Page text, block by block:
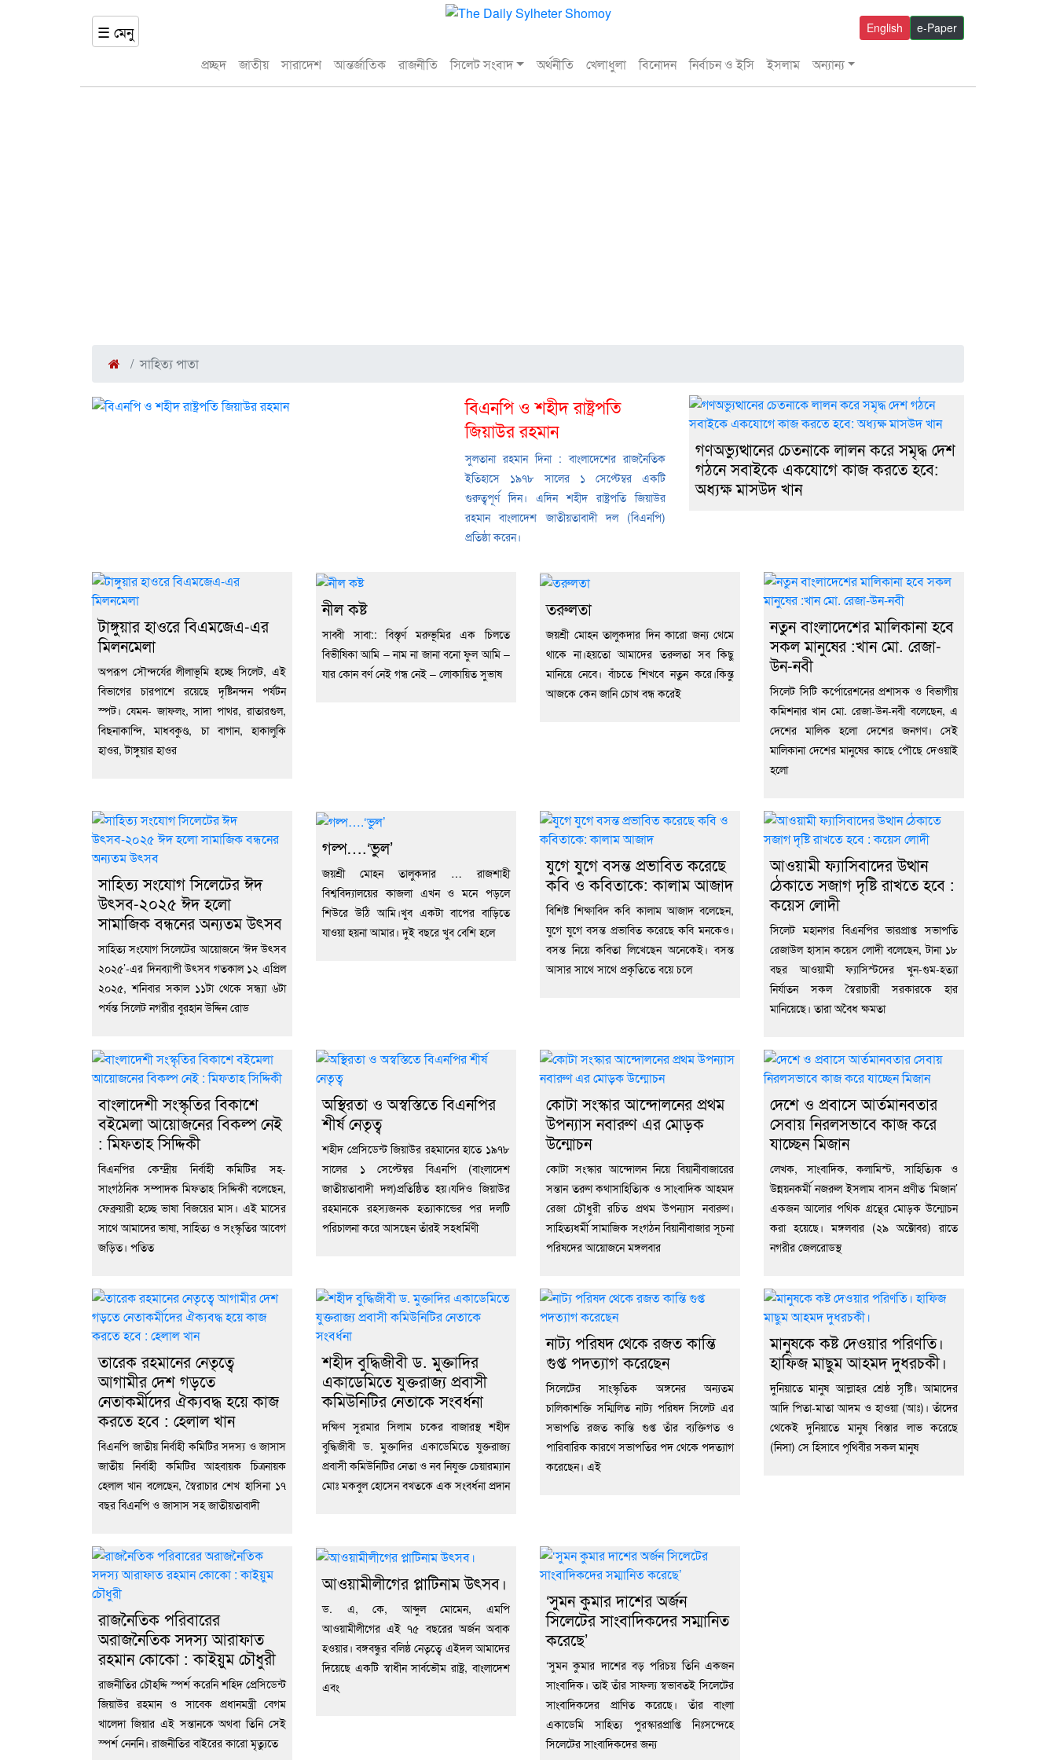
☰ মেনু e-Paper
English
প্রচ্ছদ জাতীয় সারাদেশ আন্তর্জাতিক রাজনীতি সিলেট সংবাদ অর্থনীতি খেলাধুলা বিনোদন নির্বাচন ও ইসি ইসলাম অন্যান্য
সাহিত্য পাতা
বিএনপি ও শহীদ রাষ্ট্রপতি
জিয়াউর রহমান
সুলতানা রহমান দিনা : বাংলাদেশের রাজনৈতিক
ইতিহাসে ১৯৭৮ সালের ১ সেপ্টেম্বর একটি
গুরুত্বপূর্ণ দিন। এদিন শহীদ রাষ্ট্রপতি জিয়াউর
রহমান বাংলাদেশ জাতীয়তাবাদী দল (বিএনপি)
প্রতিষ্ঠা করেন।
গণঅভ্যুত্থানের চেতনাকে লালন করে সমৃদ্ধ দেশ
গঠনে সবাইকে একযোগে কাজ করতে হবে:
অধ্যক্ষ মাসউদ খান
টাঙ্গুয়ার হাওরে বিএমজেএ-এর
মিলনমেলা
অপরূপ সৌন্দর্যের লীলাভূমি হচ্ছে সিলেট, এই
বিভাগের চারপাশে রয়েছে দৃষ্টিনন্দন পর্যটন
স্পট। যেমন- জাফলং, সাদা পাথর, রাতারগুল,
বিছনাকান্দি, মাধবকুণ্ড, চা বাগান, হাকালুকি
হাওর, টাঙ্গুয়ার হাওর
নীল কষ্ট
সাব্বী সাবা:: বিস্তৃর্ণ মরুভূমির এক চিলতে
বিভীষিকা আমি – নাম না জানা বনো ফুল আমি –
যার কোন বর্ণ নেই গন্ধ নেই – লোকায়িত সুভাষ
তরুলতা
জয়শ্রী মোহন তালুকদার দিন কারো জন্য থেমে
থাকে না।হয়তো আমাদের তরুলতা সব কিছু
মানিয়ে নেবে। বাঁচতে শিখবে নতুন করে।কিন্তু
আজকে কেন জানি চোখ বন্ধ করেই
নতুন বাংলাদেশের মালিকানা হবে
সকল মানুষের :খান মো. রেজা-
উন-নবী
সিলেট সিটি কর্পোরেশনের প্রশাসক ও বিভাগীয়
কমিশনার খান মো. রেজা-উন-নবী বলেছেন, এ
দেশের মালিক হলো দেশের জনগণ। সেই
মালিকানা দেশের মানুষের কাছে পৌছে দেওয়াই
হলো
সাহিত্য সংযোগ সিলেটের ঈদ
উৎসব-২০২৫ ঈদ হলো
সামাজিক বন্ধনের অন্যতম উৎসব
সাহিত্য সংযোগ সিলেটের আয়োজনে ‘ঈদ উৎসব
২০২৫’-এর দিনব্যাপী উৎসব গতকাল ১২ এপ্রিল
২০২৫, শনিবার সকাল ১১টা থেকে সন্ধ্যা ৬টা
পর্যন্ত সিলেট নগরীর বুরহান উদ্দিন রোড
গল্প….‘ভুল’
জয়শ্রী মোহন তালুকদার … রাজশাহী
বিশ্ববিদ্যালয়ের কাজলা এখন ও মনে পড়লে
শিউরে উঠি আমি।খুব একটা বাপের বাড়িতে
যাওয়া হয়না আমার। দুই বছরে খুব বেশি হলে
যুগে যুগে বসন্ত প্রভাবিত করেছে
কবি ও কবিতাকে: কালাম আজাদ
বিশিষ্ট শিক্ষাবিদ কবি কালাম আজাদ বলেছেন,
যুগে যুগে বসন্ত প্রভাবিত করেছে কবি মনকেও।
বসন্ত নিয়ে কবিতা লিখেছেন অনেকেই। বসন্ত
আসার সাথে সাথে প্রকৃতিতে বয়ে চলে
আওয়ামী ফ্যাসিবাদের উত্থান
ঠেকাতে সজাগ দৃষ্টি রাখতে হবে :
কয়েস লোদী
সিলেট মহানগর বিএনপির ভারপ্রাপ্ত সভাপতি
রেজাউল হাসান কয়েস লোদী বলেছেন, টানা ১৮
বছর আওয়ামী ফ্যাসিস্টদের খুন-গুম-হত্যা
নির্যাতন সকল স্বৈরাচারী সরকারকে হার
মানিয়েছে। তারা অবৈধ ক্ষমতা
বাংলাদেশী সংস্কৃতির বিকাশে
বইমেলা আয়োজনের বিকল্প নেই
: মিফতাহ সিদ্দিকী
বিএনপির কেন্দ্রীয় নির্বাহী কমিটির সহ-
সাংগঠনিক সম্পাদক মিফতাহ সিদ্দিকী বলেছেন,
ফেব্রুয়ারী হচ্ছে ভাষা বিজয়ের মাস। এই মাসের
সাথে আমাদের ভাষা, সাহিত্য ও সংস্কৃতির আবেগ
জড়িত। পতিত
অস্থিরতা ও অস্বস্তিতে বিএনপির
শীর্ষ নেতৃত্ব
শহীদ প্রেসিডেন্ট জিয়াউর রহমানের হাতে ১৯৭৮
সালের ১ সেপ্টেম্বর বিএনপি (বাংলাদেশ
জাতীয়তাবাদী দল)প্রতিষ্ঠিত হয়।যদিও জিয়াউর
রহমানকে রহস্যজনক হত‍্যাকান্ডের পর দলটি
পরিচালনা করে আসছেন তাঁরই সহধর্মিণী
কোটা সংস্কার আন্দোলনের প্রথম
উপন্যাস নবারুণ এর মোড়ক
উন্মোচন
কোটা সংস্কার আন্দোলন নিয়ে বিয়ানীবাজারের
সন্তান তরুণ কথাসাহিত্যিক ও সাংবাদিক আহমদ
রেজা চৌধুরী রচিত প্রথম উপন্যাস নবারুণ।
সাহিত্যধর্মী সামাজিক সংগঠন বিয়ানীবাজার সূচনা
পরিষদের আয়োজনে মঙ্গলবার
দেশে ও প্রবাসে আর্তমানবতার
সেবায় নিরলসভাবে কাজ করে
যাচ্ছেন মিজান
লেখক, সাংবাদিক, কলামিস্ট, সাহিত্যিক ও
উন্নয়নকর্মী নজরুল ইসলাম বাসন প্রণীত ‘মিজান’
একজন আলোর পথিক গ্রন্থের মোড়ক উন্মোচন
করা হয়েছে। মঙ্গলবার (২৯ অক্টোবর) রাতে
নগরীর জেলরোডস্থ
তারেক রহমানের নেতৃত্বে
আগামীর দেশ গড়তে
নেতাকর্মীদের ঐক্যবদ্ধ হয়ে কাজ
করতে হবে : হেলাল খান
বিএনপি জাতীয় নির্বাহী কমিটির সদস্য ও জাসাস
জাতীয় নির্বাহী কমিটির আহবায়ক চিত্রনায়ক
হেলাল খান বলেছেন, স্বৈরাচার শেখ হাসিনা ১৭
বছর বিএনপি ও জাসাস সহ জাতীয়তাবাদী
শহীদ বুদ্ধিজীবী ড. মুক্তাদির
একাডেমিতে যুক্তরাজ্য প্রবাসী
কমিউনিটির নেতাকে সংবর্ধনা
দক্ষিণ সুরমার সিলাম চকের বাজারস্থ শহীদ
বুদ্ধিজীবী ড. মুক্তাদির একাডেমিতে যুক্তরাজ্য
প্রবাসী কমিউনিটির নেতা ও নব নিযুক্ত চেয়ারম্যান
মোঃ মকবুল হোসেন বখতকে এক সংবর্ধনা প্রদান
নাট্য পরিষদ থেকে রজত কান্তি
গুপ্ত পদত্যাগ করেছেন
সিলেটের সাংস্কৃতিক অঙ্গনের অন্যতম
চালিকাশক্তি সম্মিলিত নাট্য পরিষদ সিলেট এর
সভাপতি রজত কান্তি গুপ্ত তাঁর ব্যক্তিগত ও
পারিবারিক কারণে সভাপতির পদ থেকে পদত্যাগ
করেছেন। এই
মানুষকে কষ্ট দেওয়ার পরিণতি।
হাফিজ মাছুম আহমদ দুধরচকী।
দুনিয়াতে মানুষ আল্লাহর শ্রেষ্ঠ সৃষ্টি। আমাদের
আদি পিতা-মাতা আদম ও হাওয়া (আঃ)। তাঁদের
থেকেই দুনিয়াতে মানুষ বিস্তার লাভ করেছে
(নিসা) সে হিসাবে পৃথিবীর সকল মানুষ
রাজনৈতিক পরিবারের
অরাজনৈতিক সদস্য আরাফাত
রহমান কোকো : কাইয়ুম চৌধুরী
রাজনীতির চৌহদ্দি স্পর্শ করেনি শহিদ প্রেসিডেন্ট
জিয়াউর রহমান ও সাবেক প্রধানমন্ত্রী বেগম
খালেদা জিয়ার এই সন্তানকে অথবা তিনি সেই
স্পর্শ নেননি। রাজনীতির বাইরের কারো মৃত্যুতে
আওয়ামীলীগের প্লাটিনাম উৎসব।
ড. এ, কে, আব্দুল মোমেন, এমপি
আওয়ামীলীগের এই ৭৫ বছরের অর্জন অবাক
হওয়ার। বঙ্গবন্ধুর বলিষ্ঠ নেতৃত্বে এইদল আমাদের
দিয়েছে একটি স্বাধীন সার্বভৌম রাষ্ট্র, বাংলাদেশ
এবং
‘সুমন কুমার দাশের অর্জন
সিলেটের সাংবাদিকদের সম্মানিত
করেছে’
‘সুমন কুমার দাশের বড় পরিচয় তিনি একজন
সাংবাদিক। তাই তাঁর সাফল্য স্বভাবতই সিলেটের
সাংবাদিকদের প্রাণিত করেছে। তাঁর বাংলা
একাডেমি সাহিত্য পুরস্কারপ্রাপ্তি নিঃসন্দেহে
সিলেটের সাংবাদিকদের জন্য